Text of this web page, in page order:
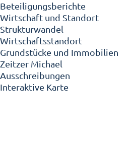
Beteiligungsberichte
Wirtschaft und Standort
Strukturwandel
Wirtschaftsstandort
Grundstücke und Immobilien
Zeitzer Michael
Ausschreibungen
Interaktive Karte